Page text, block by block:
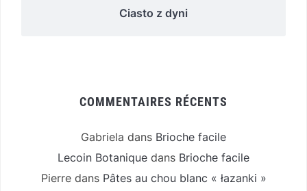
Ciasto z dyni
COMMENTAIRES RÉCENTS
Gabriela dans Brioche facile
Lecoin Botanique dans Brioche facile
Pierredans Pâtes au chou blanc « łazanki »